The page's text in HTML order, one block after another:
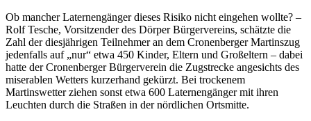
Ob mancher Laternengänger dieses Risiko nicht eingehen wollte? –
Rolf Tesche, Vorsitzender des Dörper Bürgervereins, schätzte die
Zahl der diesjährigen Teilnehmer an dem Cronenberger Martinszug
jedenfalls auf „nur“ etwa 450 Kinder, Eltern und Großeltern – dabei
hatte der Cronenberger Bürgerverein die Zugstrecke angesichts des
miserablen Wetters kurzerhand gekürzt. Bei trockenem
Martinswetter ziehen sonst etwa 600 Laternengänger mit ihren
Leuchten durch die Straßen in der nördlichen Ortsmitte.